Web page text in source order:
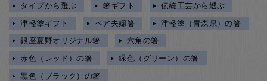
タイプから選ぶ
箸ギフト
伝統工芸から選ぶ
津軽塗ギフト
ペア夫婦箸
津軽塗（青森県）の箸
銀座夏野オリジナル箸
六角の箸
赤色（レッド）の箸
緑色（グリーン）の箸
黒色（ブラック）の箸